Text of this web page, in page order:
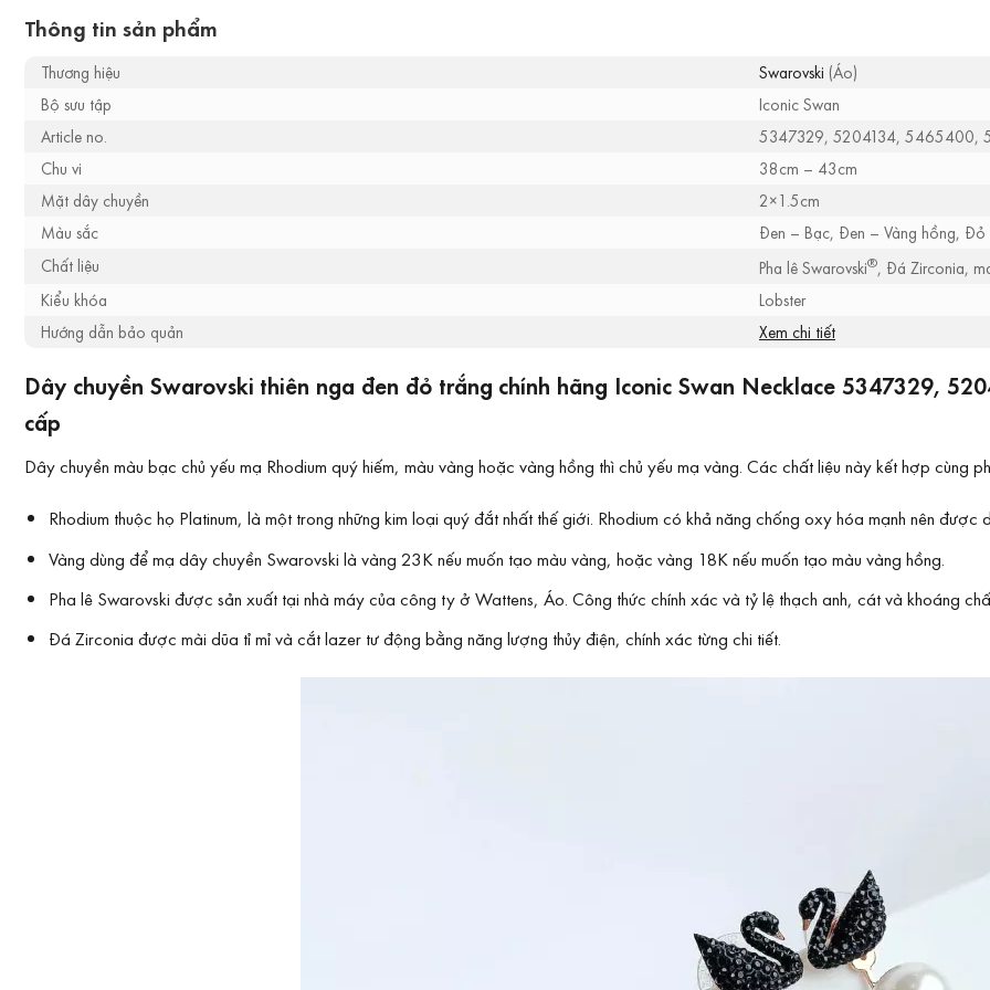
Thông tin sản phẩm
Thương hiệu Swarovski (Áo)
Bộ sưu tập
Iconic Swan
Article no.
5347329, 5204134, 5465400,
Chu vi
38cm – 43cm
Mặt dây chuyền
2×1.5cm
Màu sắc
Đen – Bạc, Đen – Vàng hồng,
Chất liệu
Pha lê Swarovski®, Đá Zirconia,
Kiểu khóa
Lobster
Hướng dẫn bảo quản
Xem chi tiết
Dây chuyền Swarovski thiên nga đen đỏ trắng chính hãng Iconic Swan Necklace 5347329,
cấp
Dây chuyền màu bạc chủ yếu mạ Rhodium quý hiếm, màu vàng hoặc vàng hồng thì chủ yếu mạ vàng. Các chất liệu này kết hợp
Rhodium thuộc họ Platinum, là một trong những kim loại quý đắt nhất thế giới. Rhodium có khả năng chống oxy hóa mạnh nên
Vàng dùng để mạ dây chuyền Swarovski là vàng 23K nếu muốn tạo màu vàng, hoặc vàng 18K nếu muốn tạo màu vàng hồng.
Pha lê Swarovski được sản xuất tại nhà máy của công ty ở Wattens, Áo. Công thức chính xác và tỷ lệ thạch anh, cát và khoáng
Đá Zirconia được mài dũa tỉ mỉ và cắt lazer tư động bằng năng lượng thủy điện, chính xác từng chi tiết.